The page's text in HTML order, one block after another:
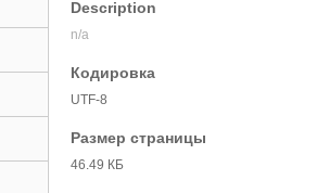
Description
n/a
Кодировка
UTF-8
Размер страницы
46.49 КБ